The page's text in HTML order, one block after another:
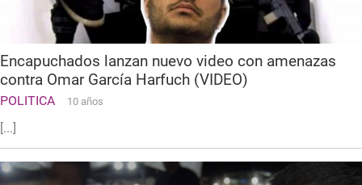
Encapuchados lanzan nuevo video con amenazas
contra Omar García Harfuch (VIDEO)
POLITICA 10 años
[...]